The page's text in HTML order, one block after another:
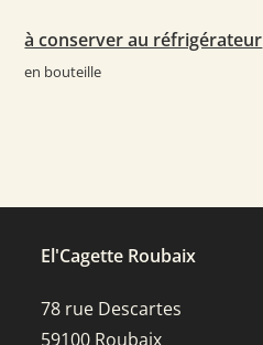
à conserver au réfrigérateur
en bouteille
El'Cagette Roubaix
78 rue Descartes
59100 Roubaix